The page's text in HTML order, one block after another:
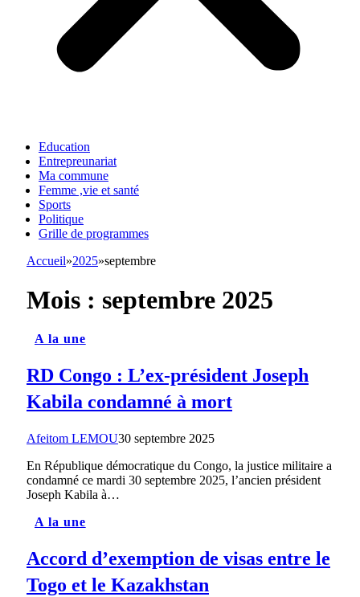
Education
Entrepreunariat
Ma commune
Femme ,vie et santé
Sports
Politique
Grille de programmes
Accueil»2025»septembre
Mois : septembre 2025
A la une
RD Congo : L’ex-président Joseph
Kabila condamné à mort
Afeitom LEMOU30 septembre 2025
En République démocratique du Congo, la justice militaire a
condamné ce mardi 30 septembre 2025, l’ancien président
Joseph Kabila à…
A la une
Accord d’exemption de visas entre le
Togo et le Kazakhstan